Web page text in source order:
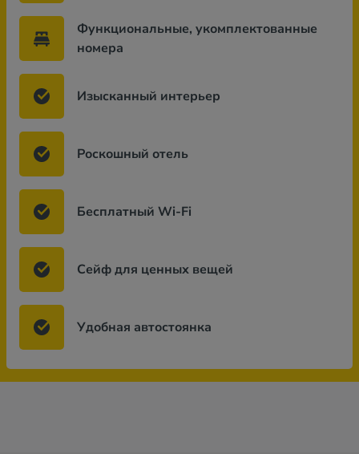
Функциональные, укомплектованные
номера
Изысканный интерьер
Роскошный отель
Бесплатный Wi-Fi
Сейф для ценных вещей
Удобная автостоянка